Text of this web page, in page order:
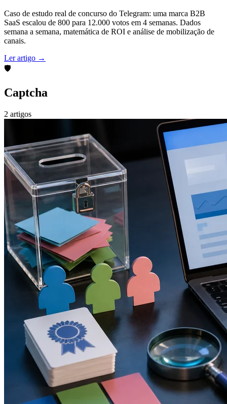
Caso de estudo real de concurso do Telegram: uma marca B2B
SaaS escalou de 800 para 12.000 votos em 4 semanas. Dados
semana a semana, matemática de ROI e análise de mobilização de
canais.
Ler artigo →
🛡️
Captcha
2 artigos